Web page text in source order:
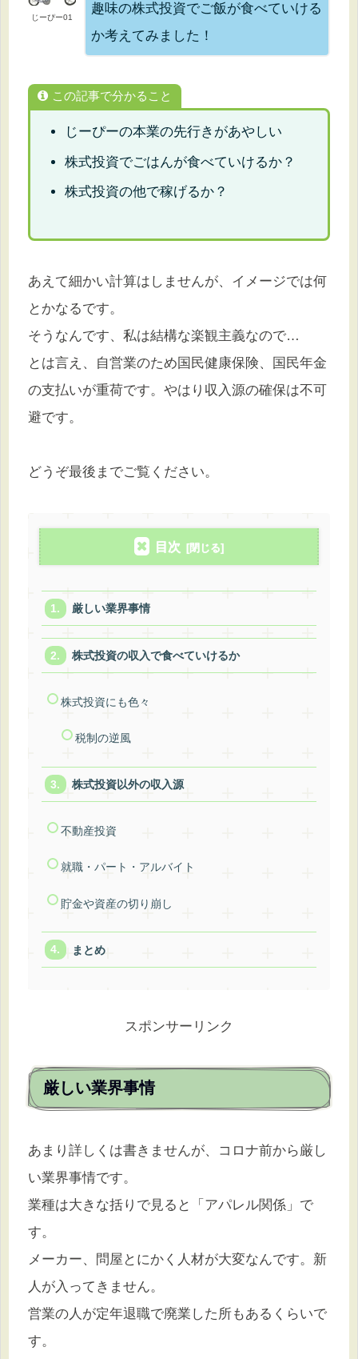
じーぴー01
趣味の株式投資でご飯が食べていける
か考えてみました！
この記事で分かること
じーぴーの本業の先行きがあやしい
株式投資でごはんが食べていけるか？
株式投資の他で稼げるか？
あえて細かい計算はしませんが、イメージでは何
とかなるです。
そうなんです、私は結構な楽観主義なので…
とは言え、自営業のため国民健康保険、国民年金
の支払いが重荷です。やはり収入源の確保は不可
避です。
どうぞ最後までご覧ください。
目次
厳しい業界事情
株式投資の収入で食べていけるか
株式投資にも色々
税制の逆風
株式投資以外の収入源
不動産投資
就職・パート・アルバイト
貯金や資産の切り崩し
まとめ
スポンサーリンク
厳しい業界事情
あまり詳しくは書きませんが、コロナ前から厳し
い業界事情です。
業種は大きな括りで見ると「アパレル関係」で
す。
メーカー、問屋とにかく人材が大変なんです。新
人が入ってきません。
営業の人が定年退職で廃業した所もあるくらいで
す。